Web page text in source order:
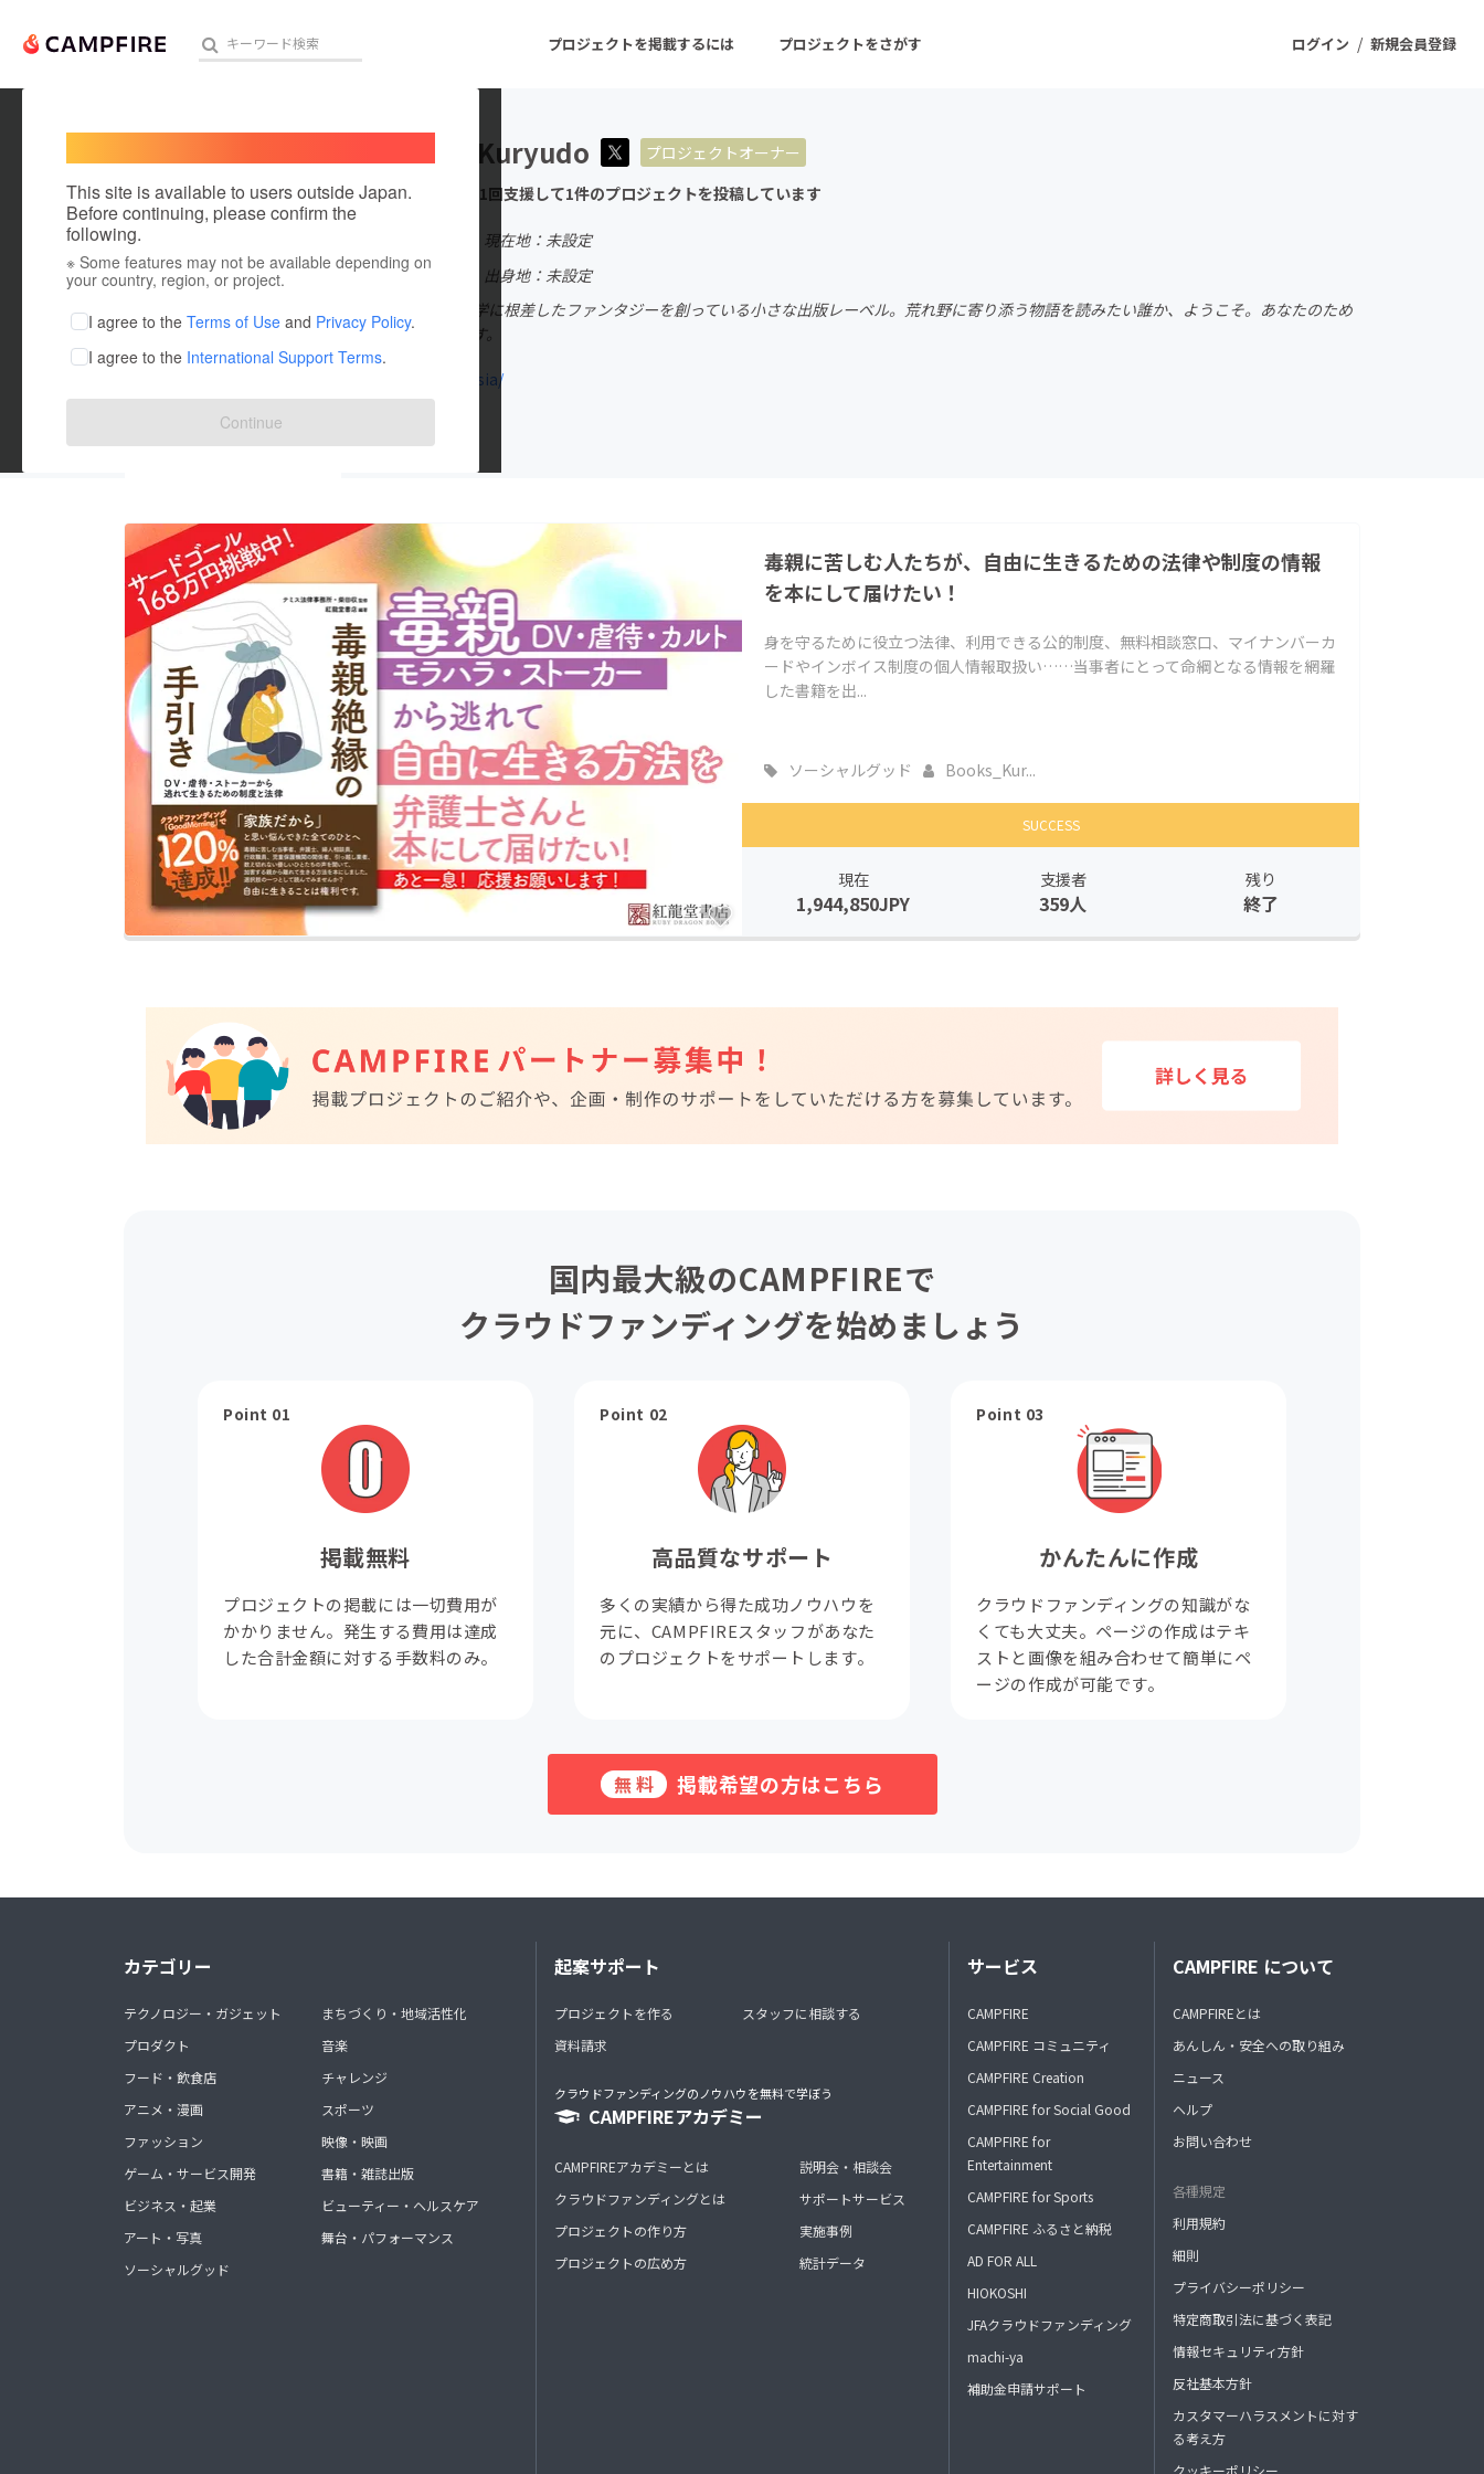
ログイン / 新規会員登録
プロジェクトを掲載するには プロジェクトをさがす
人気のプロジェクト 注目のリターン 注目の新着プロジェクト
アート・写真 音楽
テクノロジー・ガジェット
ゲーム・サービス開発 フード・飲食店
ファッション
映像・映画
ビジネス・起業
まちづくり・地域活性化
CAMPFIRE for Social Good
CAMPFIREふるさと納税
machi-ya コミュニティ
This site is available to users outside Japan.
Before continuing, please confirm the
following.
※ Some features may not be available depending on
your country, region, or project.
I agree to the Terms of Use and Privacy Policy.
I agree to the International Support Terms.
Continue
Books_Kuryudo
プロジェクトオーナー
これまでに1回支援して1件のプロジェクトを投稿しています
現在地：未設定
出身国：日本
出身地：未設定
人文・社会科学に根差したファンタジーを創っている小さな出版レーベル。荒れ野に寄り添う物語を読みたい誰か、ようこそ。あなたのため
の本屋さんです。
skyroad.asia/
毒親に苦しむ人たちが、自由に生きるための法律や制度の情報
を本にして届けたい！
身を守るために役立つ法律、利用できる公的制度、無料相談窓口、マイナンバーカ
ードやインボイス制度の個人情報取扱い……当事者にとって命綱となる情報を網羅
した書籍を出...
ソーシャルグッド Books_Kur...
SUCCESS
現在
1,944,850JPY
支援者
359人
残り
終了
国内最大級のCAMPFIREで
クラウドファンディングを始めましょう
Point 01
掲載無料
プロジェクトの掲載には一切費用が
かかりません。発生する費用は達成
した合計金額に対する手数料のみ。
Point 02
高品質なサポート
多くの実績から得た成功ノウハウを
元に、CAMPFIREスタッフがあなた
のプロジェクトをサポートします。
Point 03
かんたんに作成
クラウドファンディングの知識がな
くても大丈夫。ページの作成はテキ
ストと画像を組み合わせて簡単にペ
ージの作成が可能です。
無料 掲載希望の方はこちら
カテゴリー
テクノロジー・ガジェット
プロダクト
フード・飲食店
アニメ・漫画
ファッション
ゲーム・サービス開発
ビジネス・起業
アート・写真
ソーシャルグッド
まちづくり・地域活性化
音楽
チャレンジ
スポーツ
映像・映画
書籍・雑誌出版
ビューティー・ヘルスケア
舞台・パフォーマンス
起案サポート
プロジェクトを作る
資料請求
スタッフに相談する
クラウドファンディングのノウハウを無料で学ぼう
CAMPFIREアカデミー
CAMPFIREアカデミーとは
クラウドファンディングとは
プロジェクトの作り方
プロジェクトの広め方
説明会・相談会
サポートサービス
実施事例
統計データ
サービス
CAMPFIRE
CAMPFIRE コミュニティ
CAMPFIRE Creation
CAMPFIRE for Social Good
CAMPFIRE for
Entertainment
CAMPFIRE for Sports
CAMPFIRE ふるさと納税
AD FOR ALL
HIOKOSHI
JFAクラウドファンディング
machi-ya
補助金申請サポート
CAMPFIRE について
CAMPFIREとは
あんしん・安全への取り組み
ニュース
ヘルプ
お問い合わせ
各種規定
利用規約
細則
プライバシーポリシー
特定商取引法に基づく表記
情報セキュリティ方針
反社基本方針
カスタマーハラスメントに対す
る考え方
クッキーポリシー